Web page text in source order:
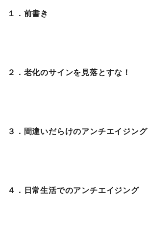
１．前書き
２．老化のサインを見落とすな！
３．間違いだらけのアンチエイジング
４．日常生活でのアンチエイジング